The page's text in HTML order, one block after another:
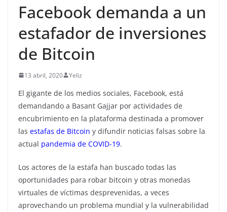
Facebook demanda a un
estafador de inversiones
de Bitcoin
13 abril, 2020 Yeliz
El gigante de los medios sociales, Facebook, está
demandando a Basant Gajjar por actividades de
encubrimiento en la plataforma destinada a promover
las estafas de Bitcoin y difundir noticias falsas sobre la
actual pandemia de COVID-19.
Los actores de la estafa han buscado todas las
oportunidades para robar bitcoin y otras monedas
virtuales de víctimas desprevenidas, a veces
aprovechando un problema mundial y la vulnerabilidad